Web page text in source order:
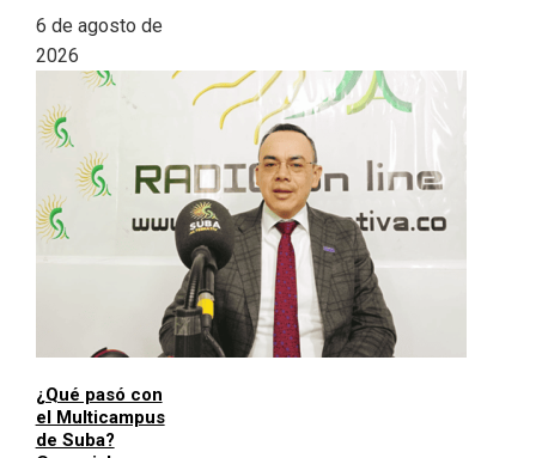
6 de agosto de
2026
¿Qué pasó con
el Multicampus
de Suba?